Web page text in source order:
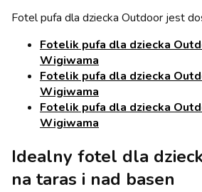
Fotel pufa dla dziecka Outdoor jest
Fotelik pufa dla dziecka
Wigiwama
Fotelik pufa dla dziecka
Wigiwama
Fotelik pufa dla dziecka
Wigiwama
Idealny fotel dla
na taras i nad basen